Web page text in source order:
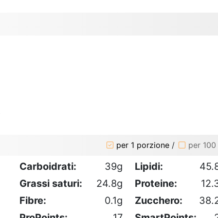
per 1 porzione / per
Carboidrati: 39g Lipidi:
Grassi saturi:
24.8g Proteine:
Fibre:
0.1g Zucchero: